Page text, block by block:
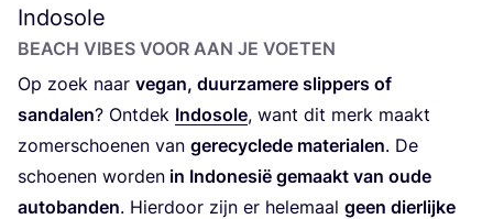
Indosole
BEACH VIBES VOOR AAN JE VOETEN
Op zoek naar vegan, duur­za­me­re slip­pers of
san­da­len? Ont­dek Indo­so­le, want dit merk maakt
zomer­schoe­nen van gere­cy­cle­de mate­ri­a­len. De
schoe­nen wor­den in Indo­ne­sië gemaakt van oude
auto­ban­den. Hier­door zijn er hele­maal geen dier­lij­ke